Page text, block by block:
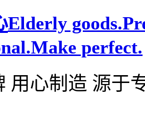
Elderly
perfect.
用心制造 源于